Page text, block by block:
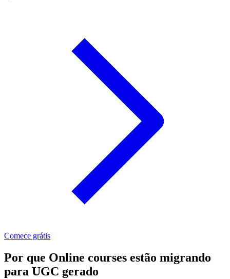
Comece grátis
Por que Online courses estão migrando
para UGC gerado